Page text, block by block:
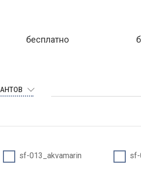
бесплатно
sf-013_akvamarin sf-